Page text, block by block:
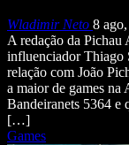
Wladimir Neto 8
A redação da Pichau
influenciador Thiago
relação com João
a maior de games
Bandeiranets 5364 e
[…]
Games